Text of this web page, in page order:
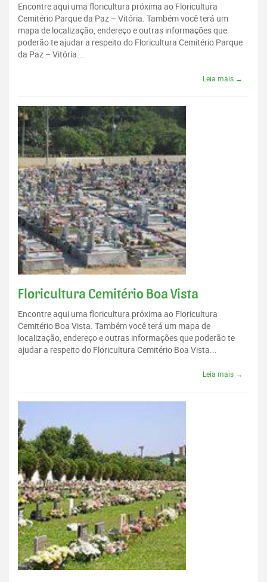
Encontre aqui uma floricultura próxima ao Floricultura
Cemitério Parque da Paz – Vitória. Também você terá um
mapa de localização, endereço e outras informações que
poderão te ajudar a respeito do Floricultura Cemitério Parque
da Paz – Vitória...
Leia mais →
Floricultura Cemitério Boa Vista
Encontre aqui uma floricultura próxima ao Floricultura
Cemitério Boa Vista. Também você terá um mapa de
localização, endereço e outras informações que poderão te
ajudar a respeito do Floricultura Cemitério Boa Vista...
Leia mais →